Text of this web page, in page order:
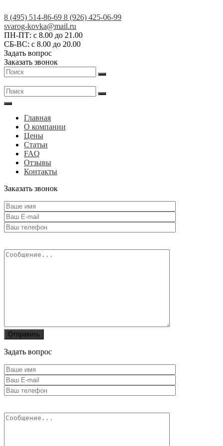
to
content
Кованые
изделия
на
заказ
в
и
МО
АртСКМ
8 (495) 514-86-69 8 (926) 425-06-99
svarog-kovka@mail.ru
ПН-ПТ: с 8.00 до 21.00
СБ-ВС: с 8.00 до 20.00
Задать вопрос
Заказать звонок
Главная
О компании
Цены
Статьи
FAQ
Отзывы
Контакты
Заказать звонок
Задать вопрос